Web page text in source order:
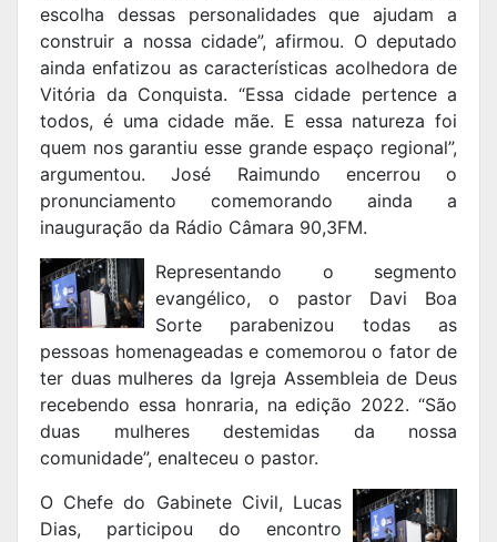
escolha dessas personalidades que ajudam a
construir a nossa cidade”, afirmou. O deputado
ainda enfatizou as características acolhedora de
Vitória da Conquista. “Essa cidade pertence a
todos, é uma cidade mãe. E essa natureza foi
quem nos garantiu esse grande espaço regional”,
argumentou. José Raimundo encerrou o
pronunciamento comemorando ainda a
inauguração da Rádio Câmara 90,3FM.
Representando o segmento
evangélico, o pastor Davi Boa
Sorte parabenizou todas as
pessoas homenageadas e comemorou o fator de
ter duas mulheres da Igreja Assembleia de Deus
recebendo essa honraria, na edição 2022. “São
duas mulheres destemidas da nossa
comunidade”, enalteceu o pastor.
O Chefe do Gabinete Civil, Lucas
Dias, participou do encontro